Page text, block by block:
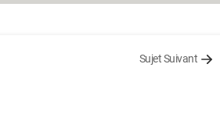
Sujet Suivant